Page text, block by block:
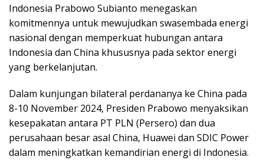
Indonesia Prabowo Subianto menegaskan
komitmennya untuk mewujudkan swasembada energi
nasional dengan memperkuat hubungan antara
Indonesia dan China khususnya pada sektor energi
yang berkelanjutan.
Dalam kunjungan bilateral perdananya ke China pada
8-10 November 2024, Presiden Prabowo menyaksikan
kesepakatan antara PT PLN (Persero) dan dua
perusahaan besar asal China, Huawei dan SDIC Power
dalam meningkatkan kemandirian energi di Indonesia.